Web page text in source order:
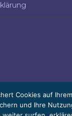
Cookies auf
und Ihre